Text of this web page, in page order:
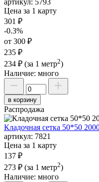
Цена за 1 карту
301 ₽
-0.3%
от 300 ₽
235 ₽
234 ₽ (за 1 метр2)
Наличие: много
в корзину
Распродажа
Кладочная сетка 50*50
артикул: 7821
Цена за 1 карту
137 ₽
273 ₽ (за 1 метр2)
Наличие: много